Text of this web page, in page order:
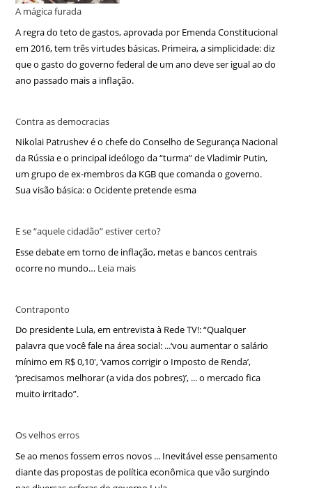
A mágica furada
A regra do teto de gastos, aprovada por Emenda Constitucional
em 2016, tem três virtudes básicas. Primeira, a simplicidade: diz
que o gasto do governo federal de um ano deve ser igual ao do
ano passado mais a inflação.
Contra as democracias
Nikolai Patrushev é o chefe do Conselho de Segurança Nacional
da Rússia e o principal ideólogo da “turma” de Vladimir Putin,
um grupo de ex-membros da KGB que comanda o governo.
Sua visão básica: o Ocidente pretende esma
E se “aquele cidadão” estiver certo?
Esse debate em torno de inflação, metas e bancos centrais
ocorre no mundo… Leia mais
Contraponto
Do presidente Lula, em entrevista à Rede TV!: “Qualquer
palavra que você fale na área social: ...‘vou aumentar o salário
mínimo em R$ 0,10′, ‘vamos corrigir o Imposto de Renda’,
‘precisamos melhorar (a vida dos pobres)’, ... o mercado fica
muito irritado”.
Os velhos erros
Se ao menos fossem erros novos ... Inevitável esse pensamento
diante das propostas de política econômica que vão surgindo